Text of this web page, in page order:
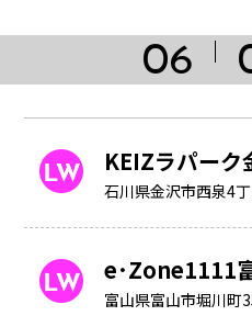
06
KEIZラパーク
石川県金沢市西泉4
e･Zone1111
富山県富山市堀川町